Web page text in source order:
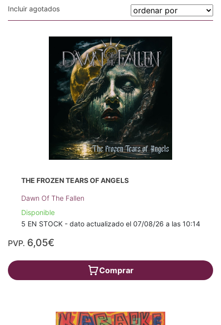
Incluir agotados
THE FROZEN TEARS OF ANGELS
Dawn Of The Fallen
Disponible
5 EN STOCK - dato actualizado el 07/08/26 a las 10:14
PVP. 6,05€
Comprar